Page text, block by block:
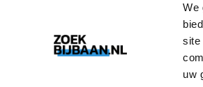
We
site
uw